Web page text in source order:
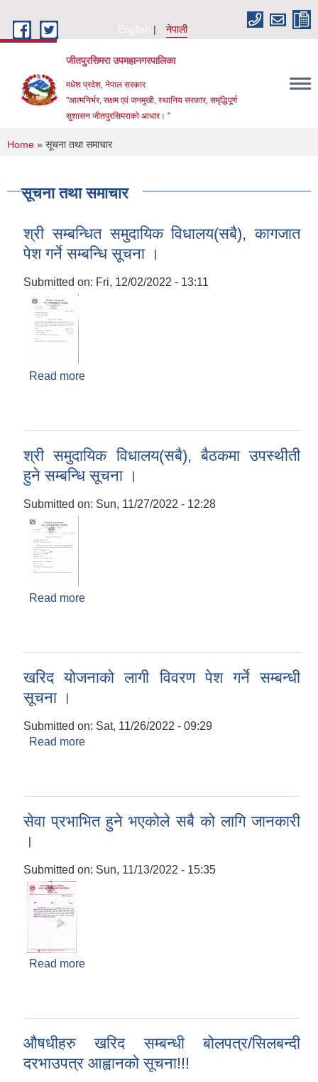
English
नेपाली
जीतपुरसिमरा उपमहानगरपालिका
मधेश प्रदेश, नेपाल सरकार
"आत्मनिर्भर, सक्षम एवं जनमुखी, स्थानिय सरकार, समृद्धिपूर्ण
सुशासन जीतपुरसिमराको आधार। "
You are here
Home » सूचना तथा समाचार
सूचना तथा समाचार
श्री सम्बन्धित समुदायिक विधालय(सबै), कागजात
पेश गर्ने सम्बन्धि सूचना ।
Submitted on: Fri, 12/02/2022 - 13:11
Read more
श्री समुदायिक विधालय(सबै), बैठकमा उपस्थीती
हुने सम्बन्धि सूचना ।
Submitted on: Sun, 11/27/2022 - 12:28
Read more
खरिद योजनाको लागी विवरण पेश गर्ने सम्बन्धी
सूचना ।
Submitted on: Sat, 11/26/2022 - 09:29
Read more
सेवा प्रभाभित हुने भएकोले सबै को लागि जानकारी
।
Submitted on: Sun, 11/13/2022 - 15:35
Read more
औषधीहरु खरिद सम्बन्धी बोलपत्र/सिलबन्दी
दरभाउपत्र आह्वानको सूचना!!!